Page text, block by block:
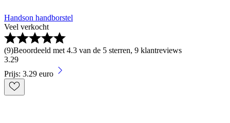
Handson handborstel
Veel verkocht
(9)Beoordeeld met 4.3 van de 5 sterren, 9 klantreviews
3.29
Prijs: 3.29 euro